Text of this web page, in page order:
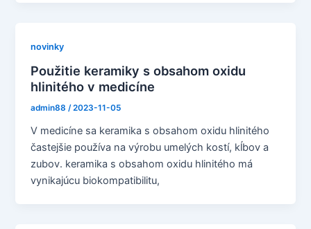
novinky
Použitie keramiky s obsahom oxidu
hlinitého v medicíne
admin88/2023-11-05
V medicíne sa keramika s obsahom oxidu hlinitého
častejšie používa na výrobu umelých kostí, kĺbov a
zubov. keramika s obsahom oxidu hlinitého má
vynikajúcu biokompatibilitu,